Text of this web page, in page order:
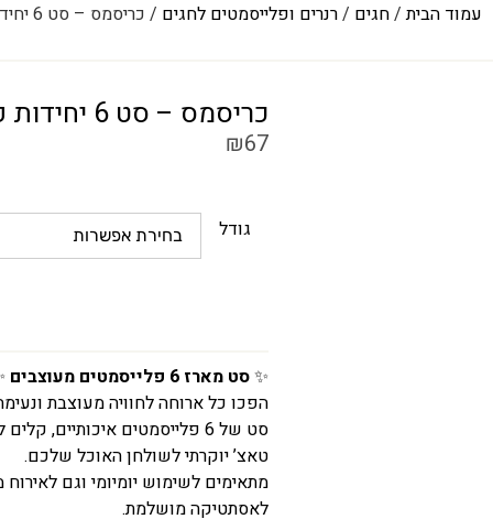
עמוד הבית/חגים /רנרים ופלייסמטים לחגים / כריסמס – סט 6 יחידות פלייסמנט – עגול דגם 2
כריסמס – סט 6 יחידות פלייסמנט – עגול דגם 2
₪67
גודל
✨סט מארז 6 פלייסמטים מעוצבים
הפכו כל ארוחה לחוויה מעוצבת
סט של 6 פלייסמטים איכותיים,
טאצ’ יוקרתי לשולחן האוכל שלכם.
מתאימים לשימוש יומיומי וגם
לאסתטיקה מושלמת.